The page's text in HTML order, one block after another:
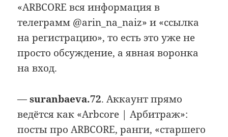
«ARBCORE вся информация в
телеграмм @arin_na_naiz» и «ссылка
на регистрацию», то есть это уже не
просто обсуждение, а явная воронка
на вход.
—suranbaeva.72. Аккаунт прямо
ведётся как «Arbcore | Арбитраж»:
посты про ARBCORE, ранги, «старшего